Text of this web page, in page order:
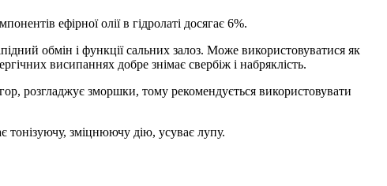
ефірної олії в гідролаті досягає 6%.
обмін і функції сальних залоз. Може використовуватися як
висипаннях добре знімає свербіж і набряклість.
розгладжує зморшки, тому рекомендується використовувати
тонізуючу, зміцнюючу дію, усуває лупу.